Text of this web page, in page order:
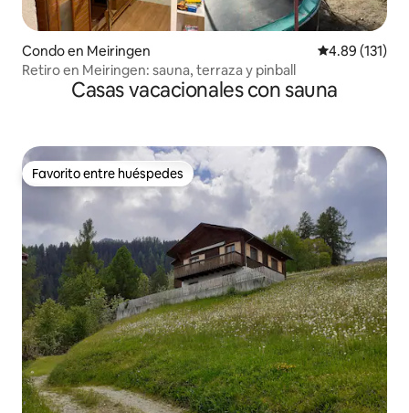
Condo en Meiringen Calificación
4.89 (131)
Retiro en Meiringen: sauna, terraza y pinball
Casas vacacionales con sauna
Favorito entre huéspedes
Favorito entre huéspedes